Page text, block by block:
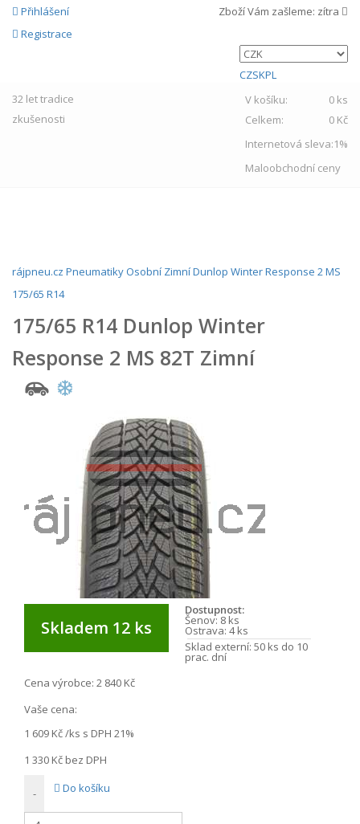
Přihlášení
Registrace
Zboží Vám zašleme: zítra
CZSKPL
32 lettradice
zkušenosti
V košíku:
0 ks
Celkem:
0 Kč
Internetová sleva:1%
Maloobchodní ceny
rájpneu.cz PneumatikyOsobní ZimníDunlop Winter Response 2 MS
175/65 R14
175/65 R14 Dunlop Winter
Response 2 MS 82T Zimní
Skladem 12 ks
Dostupnost:
Šenov: 8 ks
Ostrava: 4 ks
Sklad externí: 50 ks do 10
prac. dní
Cena výrobce: 2 840 Kč
Vaše cena:
1 609 Kč/ks s DPH 21%
1 330 Kč bez DPH
- Do košíku